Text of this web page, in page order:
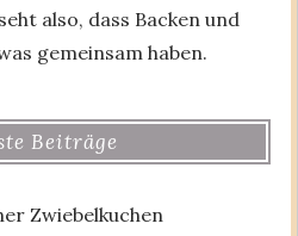
also, dass Backen und
gemeinsam haben.
Beiträge
Zwiebelkuchen